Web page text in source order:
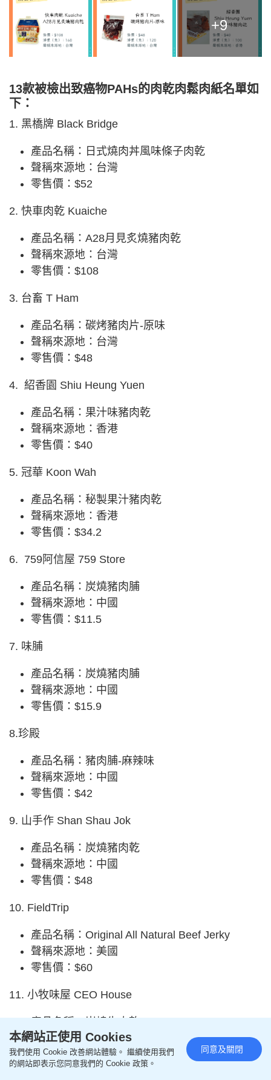
+9
13款被檢出致癌物PAHs的肉乾肉鬆肉紙名單如
下：
1. 黑橋牌 Black Bridge
產品名稱：日式燒肉丼風味條子肉乾
聲稱來源地：台灣
零售價：$52
2. 快車肉乾 Kuaiche
產品名稱：A28月見炙燒豬肉乾
聲稱來源地：台灣
零售價：$108
3. 台畜 T Ham
產品名稱：碳烤豬肉片-原味
聲稱來源地：台灣
零售價：$48
4. 紹香園 Shiu Heung Yuen
產品名稱：果汁味豬肉乾
聲稱來源地：香港
零售價：$40
5. 冠華 Koon Wah
產品名稱：秘製果汁豬肉乾
聲稱來源地：香港
零售價：$34.2
6. 759阿信屋 759 Store
產品名稱：炭燒豬肉脯
聲稱來源地：中國
零售價：$11.5
7. 味脯
產品名稱：炭燒豬肉脯
聲稱來源地：中國
零售價：$15.9
8.珍殿
產品名稱：豬肉脯-麻辣味
聲稱來源地：中國
零售價：$42
9. 山手作 Shan Shau Jok
產品名稱：炭燒豬肉乾
聲稱來源地：中國
零售價：$48
10. FieldTrip
產品名稱：Original All Natural Beef Jerky
聲稱來源地：美國
零售價：$60
11. 小牧味屋 CEO House
產品名稱：炭燒牛肉乾
聲稱來源地：中國
零售價：$29.9
本網站正使用 Cookies
我們使用 Cookie 改善網站體驗。 繼續使用我們
的網站即表示您同意我們的 Cookie 政策。
同意及關閉